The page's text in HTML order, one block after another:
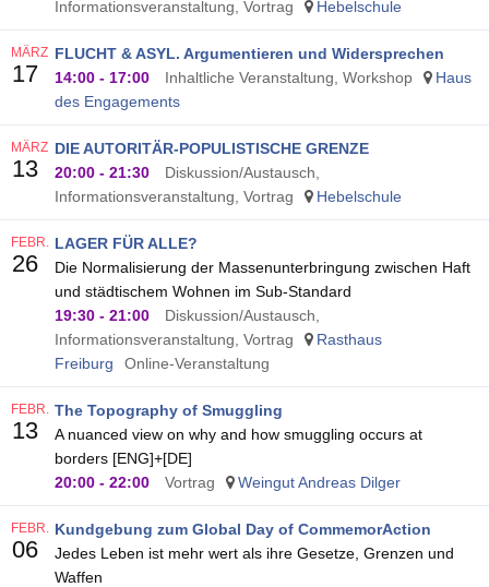
Informationsveranstaltung, Vortrag
Hebelschule
FLUCHT & ASYL. Argumentieren und Widersprechen
14:00 - 17:00 Inhaltliche Veranstaltung, Workshop
Haus
des Engagements
MÄRZ
17
DIE AUTORITÄR-POPULISTISCHE GRENZE
20:00 - 21:30
Diskussion/Austausch,
Informationsveranstaltung, Vortrag
Hebelschule
MÄRZ
13
LAGER FÜR ALLE?
Die Normalisierung der Massenunterbringung zwischen Haft
und städtischem Wohnen im Sub-Standard
19:30 - 21:00
Diskussion/Austausch,
Informationsveranstaltung, Vortrag
Rasthaus
Freiburg
Online-Veranstaltung
FEBR.
26
The Topography of Smuggling
A nuanced view on why and how smuggling occurs at
borders [ENG]+[DE]
20:00 - 22:00 Vortrag Weingut Andreas Dilger
FEBR.
13
Kundgebung zum Global Day of CommemorAction
Jedes Leben ist mehr wert als ihre Gesetze, Grenzen und
Waffen
FEBR.
06